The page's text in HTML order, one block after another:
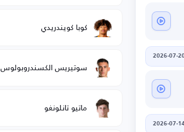
كوبا كويندريدي
سوتيريس الكسندروبولوس
ماتيو تانلونغو